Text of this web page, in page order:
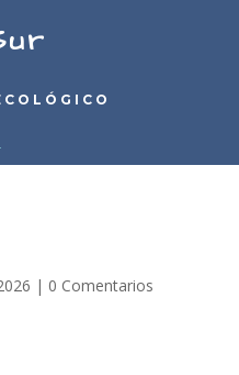
| 0 Comentarios